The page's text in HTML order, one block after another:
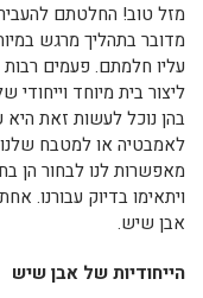
מזל טוב! החלטתם
מדובר בתהליך מרגש
עליו חלמתם. פעמים
ליצור בית מיוחד
בהן נוכל לעשות זאת היא
לאמבטיה או למטבח
מאפשרות לנו לבחור הן
ויתאימו בדיוק עבורנו.
אבן שיש.
הייחודיות של אבן שיש